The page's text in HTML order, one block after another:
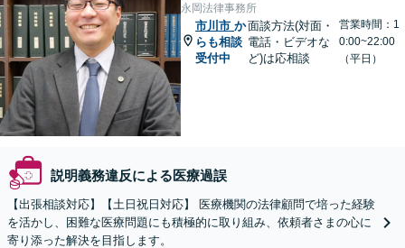
永岡法律事務所
市川市 か
らも相談
受付中
面談方法(対面・
電話・ビデオな
ど)は応相談
営業時間：1
0:00~22:00
（平日）
説明義務違反による医療過誤
【出張相談対応】【土日祝日対応】 医療機関の法律顧問で培った経験
を活かし、困難な医療問題にも積極的に取り組み、依頼者さまの心に
寄り添った解決を目指します。